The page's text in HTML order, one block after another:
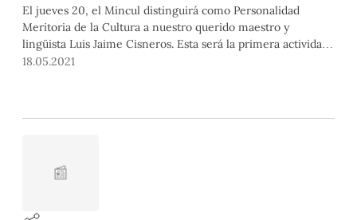
El jueves 20, el Mincul distinguirá como Personalidad
Meritoria de la Cultura a nuestro querido maestro y
lingüista Luis Jaime Cisneros. Esta será la primera actividad
de un ciclo de conferencias que se dedica a su obra y figura.
18.05.2021
📰